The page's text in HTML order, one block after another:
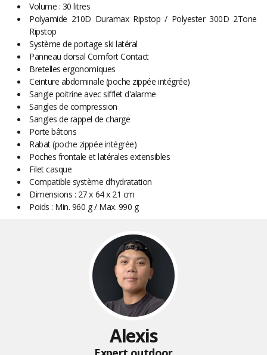
Volume : 30 litres
Polyamide 210D Duramax Ripstop / Polyester 300D 2Tone
Ripstop
Système de portage ski latéral
Panneau dorsal Comfort Contact
Bretelles ergonomiques
Ceinture abdominale (poche zippée intégrée)
Sangle poitrine avec sifflet d'alarme
Sangles de compression
Sangles de rappel de charge
Porte bâtons
Rabat (poche zippée intégrée)
Poches frontale et latérales extensibles
Filet casque
Compatible système d‘hydratation
Dimensions : 27 x 64 x 21 cm
Poids : Min. 960 g / Max. 990 g
Alexis